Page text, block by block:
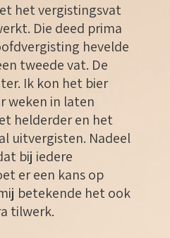
het vergistingsvat
Die deed prima
hevelde
tweede vat. De
Ik kon het bier
weken in laten
helderder en het
uitvergisten. Nadeel
bij iedere
er een kans op
betekende het ook
tilwerk.